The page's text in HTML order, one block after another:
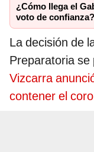
¿Cómo llega el
voto de confianza?
La decisión de
Preparatoria se
Vizcarra
contener el